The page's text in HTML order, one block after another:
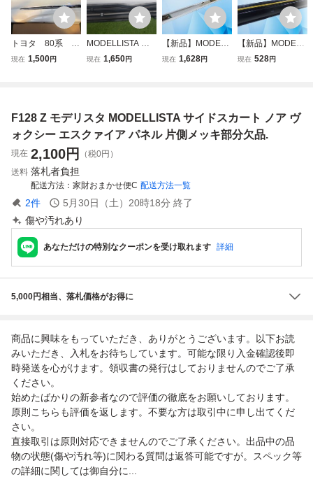
トヨタ 80系 ノ
ア ヴォクシー
現在 1,500円
MODELLISTA モ
デリスタ ZRR80 Z
ー インナーパーツ
現在 1,650円
【新品】MODELL
ISTA モデリスタ Z
ッキ メッキ単体
フロント 右側
現在 1,628円
【新品】MODELL
ISTA モデリスタ Z
右 右側 運転席側
外装
現在 528円
F128 Z モデリスタ MODELLISTA サイドスカート ノア ヴ
ォクシー エスクァイア パネル 片側メッキ部分欠品.
現在 2,100円
（税0円）
送料 落札者負担
配送方法 家財おまかせ便C 配送方法一覧
2件 5月30日（土）20時18分 終了
傷や汚れあり
あなただけの特別なクーポンを受け取れます 詳細
5,000円相当、落札価格がお得に
商品に興味をもっていただき、ありがとうございます。以下お読
みいただき、入札をお待ちしています。可能な限り入金確認後即
時発送を心がけます。領収書の発行はしておりませんのでご了承
ください。
始めたばかりの新参者なので評価の徹底をお願いしております。
原則こちらも評価を返します。不要な方は取引中に申し出てくだ
さい。
直接取引は原則対応できませんのでご了承ください。出品中の品
物の状態(傷や汚れ等)に関わる質問は返答可能ですが。スペック等
の詳細に関しては御自分に...